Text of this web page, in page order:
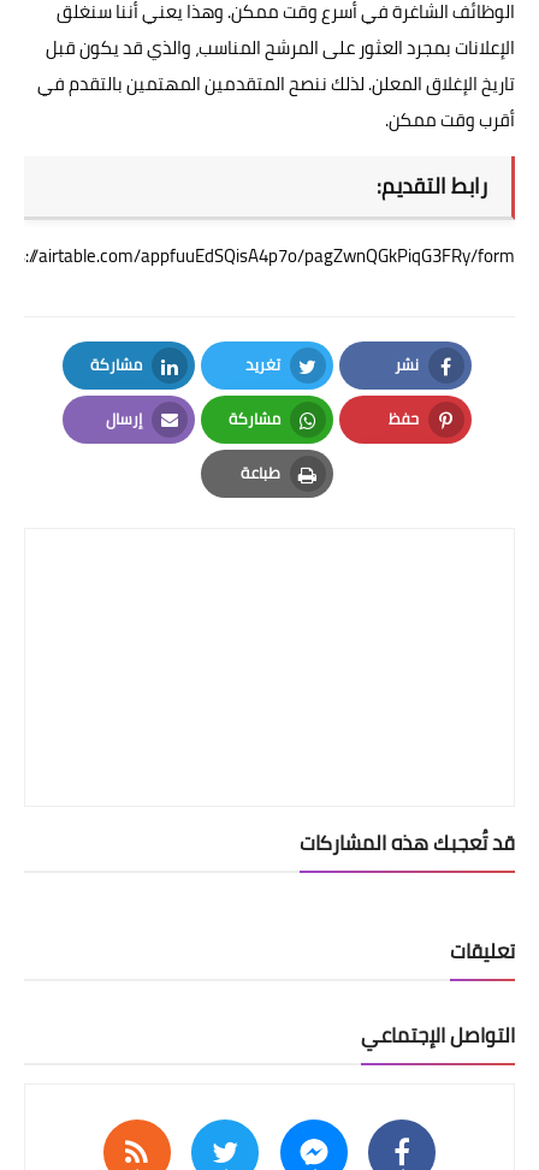
الوظائف الشاغرة في أسرع وقت ممكن. وهذا يعني أننا سنغلق
الإعلانات بمجرد العثور على المرشح المناسب، والذي قد يكون قبل
تاريخ الإغلاق المعلن. لذلك ننصح المتقدمين المهتمين بالتقدم في
أقرب وقت ممكن.
رابط التقديم:
airtable.com/appfuuEdSQisA4p7o/pagZwnQGkPiqG3FRy/form
نشر
Facebook
تغريد
Twitter
مشاركة
LinkedIn
حفظ
Pinterest
مشاركة
Whatsapp
إرسال
Email
طباعة
Print
قد تُعجبك هذه المشاركات
تعليقات
التواصل الإجتماعي